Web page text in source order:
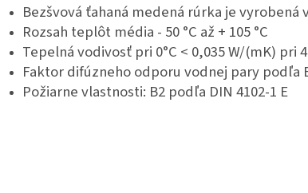
Bezšvová ťahaná medená rúrka je vyrobená
Rozsah teplôt média - 50 °C až + 105 °C
Tepelná vodivosť pri 0°C < 0,035 W/(mK) pri
Faktor difúzneho odporu vodnej pary podľa
Požiarne vlastnosti: B2 podľa DIN 4102-1 E